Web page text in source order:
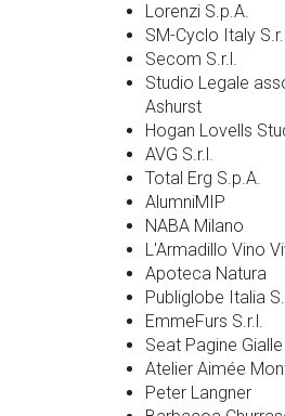
Lorenzi S.p.A.
SM-Cyclo Italy
Secom S.r.l.
Studio Legale
Ashurst
Hogan Lovells
AVG S.r.l.
Total Erg S.p.A.
AlumniMIP
NABA Milano
L'Armadillo Vino
Apoteca Natura
Publiglobe Italia
EmmeFurs S.r.l.
Seat Pagine
Atelier Aimée
Peter Langner